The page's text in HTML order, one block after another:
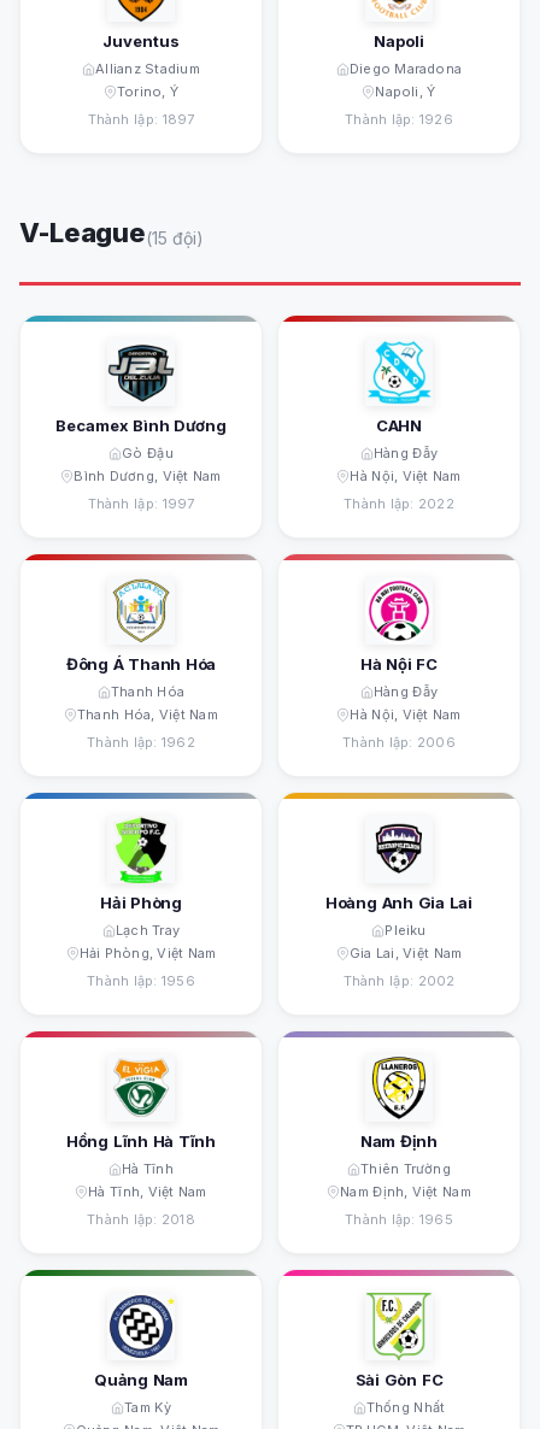
Juventus
Allianz Stadium
Torino, Ý
Thành lập: 1897
Napoli
Diego Maradona
Napoli, Ý
Thành lập: 1926
V-League(15 đội)
Becamex Bình Dương
Gò Đậu
Bình Dương, Việt Nam
Thành lập: 1997
CAHN
Hàng Đẫy
Hà Nội, Việt Nam
Thành lập: 2022
Đông Á Thanh Hóa
Thanh Hóa
Thanh Hóa, Việt Nam
Thành lập: 1962
Hà Nội FC
Hàng Đẫy
Hà Nội, Việt Nam
Thành lập: 2006
Hải Phòng
Lạch Tray
Hải Phòng, Việt Nam
Thành lập: 1956
Hoàng Anh Gia Lai
Pleiku
Gia Lai, Việt Nam
Thành lập: 2002
Hồng Lĩnh Hà Tĩnh
Hà Tĩnh
Hà Tĩnh, Việt Nam
Thành lập: 2018
Nam Định
Thiên Trường
Nam Định, Việt Nam
Thành lập: 1965
Quảng Nam
Tam Kỳ
Sài Gòn FC
Thống Nhất